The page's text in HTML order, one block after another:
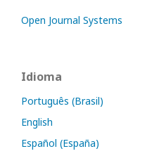
Open Journal Systems
Idioma
Português (Brasil)
English
Español (España)